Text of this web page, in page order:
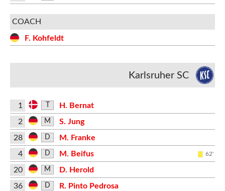
COACH
F. Kohfeldt
Karlsruher SC
1
H. Bernat
2
M
S. Jung
28
D
M. Franke
4
D M. Beifus 62'
20 M
D. Herold
36
D
R. Pinto Pedrosa